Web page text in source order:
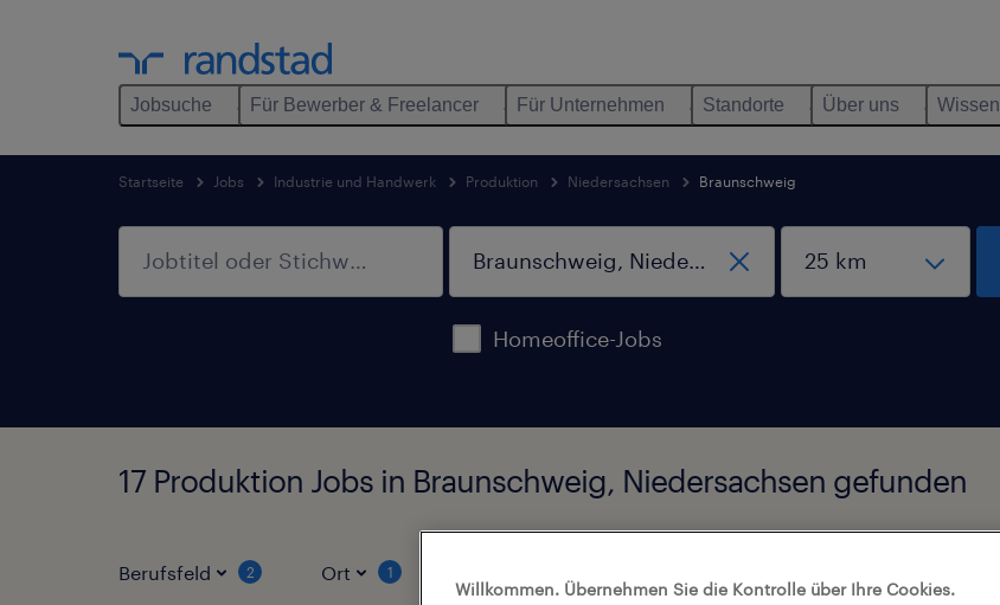
Jobsuche Für Bewerber & Freelancer Für Unternehmen Standorte Über uns Wissen
Startseite Jobs Industrie und Handwerk Produktion Niedersachsen Braunschweig
Homeoffice-Jobs
17 Produktion Jobs in Braunschweig, Niedersachsen gefunden
Berufsfeld 2 Ort 1
Willkommen. Übernehmen Sie die Kontrolle über Ihre Cookies.